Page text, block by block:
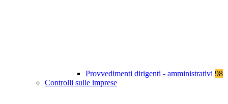
Provvedimenti dirigenti - amministrativi 98
Controlli sulle imprese